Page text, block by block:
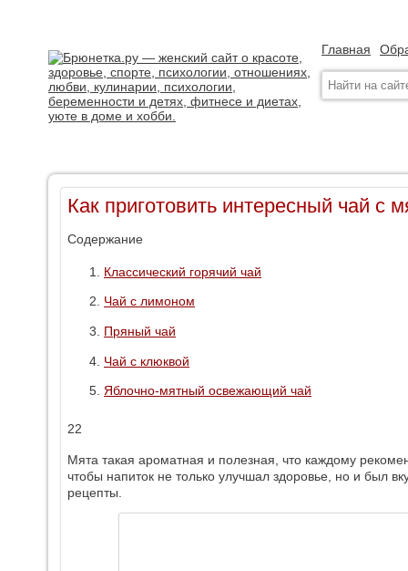
Главная
Как приготовить интересный чай с
Содержание
Классический горячий чай
Чай с лимоном
Пряный чай
Чай с клюквой
Яблочно-мятный освежающий чай
22
Мята такая ароматная и полезная, что каждому
чтобы напиток не только улучшал здоровье, но и был
рецепты.